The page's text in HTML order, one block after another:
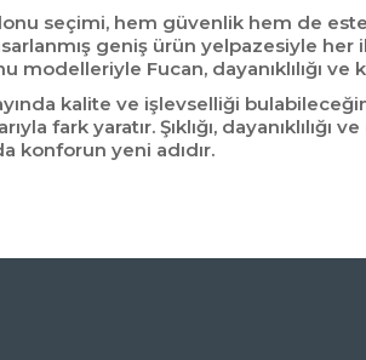
seçimi, hem güvenlik hem de
geniş ürün yelpazesiyle
modelleriyle Fucan, dayanıklılığı
kalite ve işlevselliği
fark yaratır. Şıklığı,
konforun yeni adıdır.